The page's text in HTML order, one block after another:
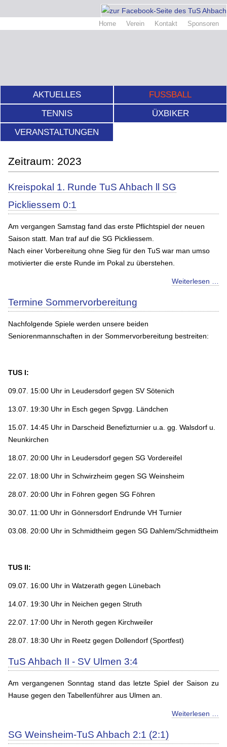
Home Verein Kontakt Sponsoren
AKTUELLES
FUSSBALL
TENNIS
ÜXBIKER
VERANSTALTUNGEN
2023
Kreispokal 1. Runde TuS Ahbach ll SG
Pickliessem 0:1
Am vergangen Samstag fand das erste Pflichtspiel der neuen
Saison statt. Man traf auf die SG Pickliessem.
Nach einer Vorbereitung ohne Sieg für den TuS war man umso
motivierter die erste Runde im Pokal zu überstehen.
Weiterlesen …
Termine Sommervorbereitung
Nachfolgende Spiele werden unsere beiden
Seniorenmannschaften in der Sommervorbereitung bestreiten:
TUS I:
09.07. 15:00 Uhr in Leudersdorf gegen SV Sötenich
13.07. 19:30 Uhr in Esch gegen Spvgg. Ländchen
15.07. 14:45 Uhr in Darscheid Benefizturnier u.a. gg. Walsdorf u.
Neunkirchen
18.07. 20:00 Uhr in Leudersdorf gegen SG Vordereifel
22.07. 18:00 Uhr in Schwirzheim gegen SG Weinsheim
28.07. 20:00 Uhr in Föhren gegen SG Föhren
30.07. 11:00 Uhr in Gönnersdorf Endrunde VH Turnier
03.08. 20:00 Uhr in Schmidtheim gegen SG Dahlem/Schmidtheim
TUS II:
09.07. 16:00 Uhr in Watzerath gegen Lünebach
14.07. 19:30 Uhr in Neichen gegen Struth
22.07. 17:00 Uhr in Neroth gegen Kirchweiler
28.07. 18:30 Uhr in Reetz gegen Dollendorf (Sportfest)
TuS Ahbach II - SV Ulmen 3:4
Am vergangenen Sonntag stand das letzte Spiel der Saison zu
Hause gegen den Tabellenführer aus Ulmen an.
Weiterlesen …
SG Weinsheim-TuS Ahbach 2:1 (2:1)